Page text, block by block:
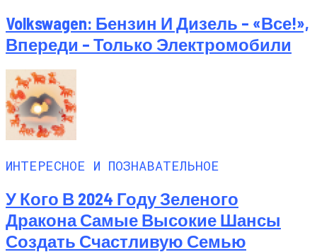
Volkswagen: Бензин И Дизель – «все!»,
Впереди – Только Электромобили
ИНТЕРЕСНОЕ И ПОЗНАВАТЕЛЬНОЕ
У Кого В 2024 Году Зеленого
Дракона Самые Высокие Шансы
Создать Счастливую Семью